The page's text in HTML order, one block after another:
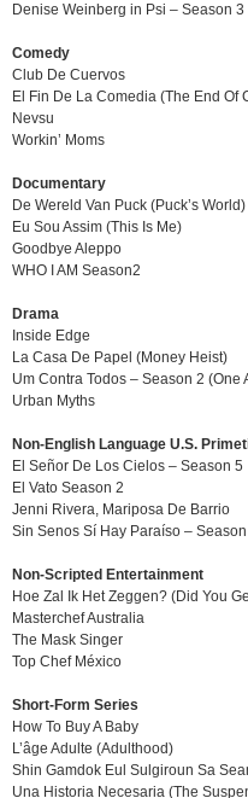
Denise Weinberg in Psi – Season 3
Comedy
Club De Cuervos
El Fin De La Comedia (The End Of
Nevsu
Workin’ Moms
Documentary
De Wereld Van Puck (Puck’s World)
Eu Sou Assim (This Is Me)
Goodbye Aleppo
WHO I AM Season2
Drama
Inside Edge
La Casa De Papel (Money Heist)
Um Contra Todos – Season 2 (One
Urban Myths
Non-English Language U.S.
El Señor De Los Cielos – Season 5
El Vato Season 2
Jenni Rivera, Mariposa De Barrio
Sin Senos Sí Hay Paraíso – Season
Non-Scripted Entertainment
Hoe Zal Ik Het Zeggen? (Did You
Masterchef Australia
The Mask Singer
Top Chef México
Short-Form Series
How To Buy A Baby
L’âge Adulte (Adulthood)
Shin Gamdok Eul Sulgiroun Sa
Una Historia Necesaria (The